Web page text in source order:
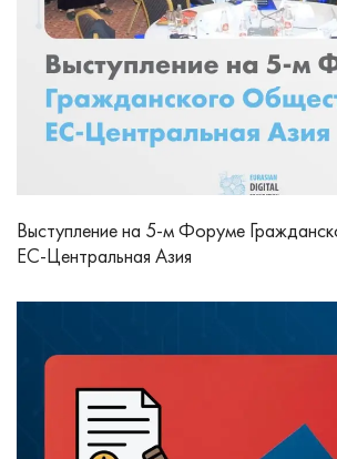
Выступление на 5-м Форуме
ЕС-Центральная Азия